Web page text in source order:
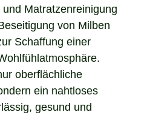
Matratzenreinigung
von Milben
Schaffung einer
oberflächliche
ein nahtloses
gesund und